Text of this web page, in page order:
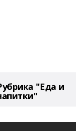
"Еда и